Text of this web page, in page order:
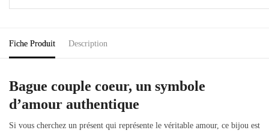
Fiche Produit Description
Bague couple coeur, un symbole
d’amour authentique
Si vous cherchez un présent qui représente le véritable amour, ce bijou est